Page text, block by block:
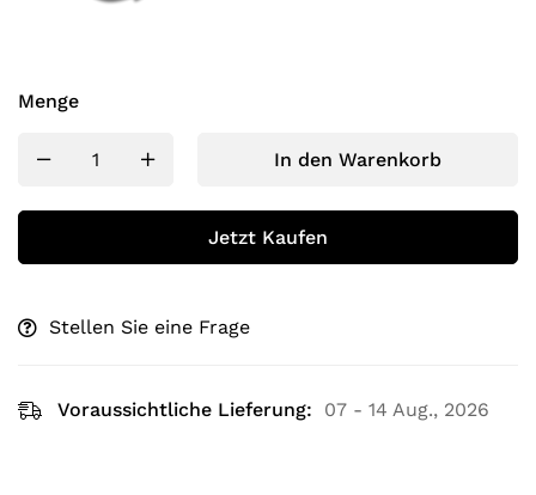
Menge
In den Warenkorb
Jetzt Kaufen
Stellen Sie eine Frage
Voraussichtliche Lieferung: 07 - 14 Aug., 2026